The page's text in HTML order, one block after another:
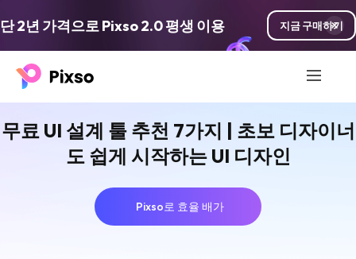
단 2년 가격으로 Pixso 2.0 평생 이용 지금 구매하기
무료 UI 설계 툴 추천 7가지 | 초보 디자이너
도 쉽게 시작하는 UI 디자인
Pixso로 효율 배가